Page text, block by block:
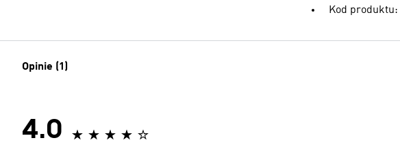
Kod produktu:
Opinie (1)
4.0